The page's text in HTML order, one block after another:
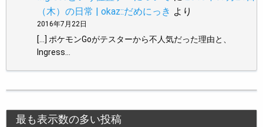
（木）の日常 | okaz::だめにっき より
2016年7月22日
[…] ポケモンGoがテスターから不人気だった理由と、
Ingress…
最も表示数の多い投稿